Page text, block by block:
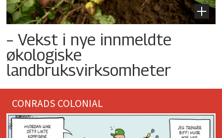
– Vekst i nye innmeldte
økologiske
landbruksvirksomheter
CONRADS COLONIAL